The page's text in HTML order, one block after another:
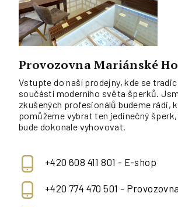
Provozovna Mariánské
Vstupte do naší prodejny, kde se
součástí moderního světa šperků.
zkušených profesionálů budeme rádi,
pomůžeme vybrat ten jedinečný
bude dokonale vyhovovat.
+420 608 411 801 - E-shop
+420 774 470 501 - Provozovna